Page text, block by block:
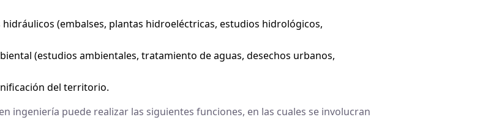
(embalses, plantas hidroeléctricas, estudios hidrológicos,
(estudios ambientales, tratamiento de aguas, desechos urbanos,
del territorio.
ingeniería puede realizar las siguientes funciones, en las cuales se involucran